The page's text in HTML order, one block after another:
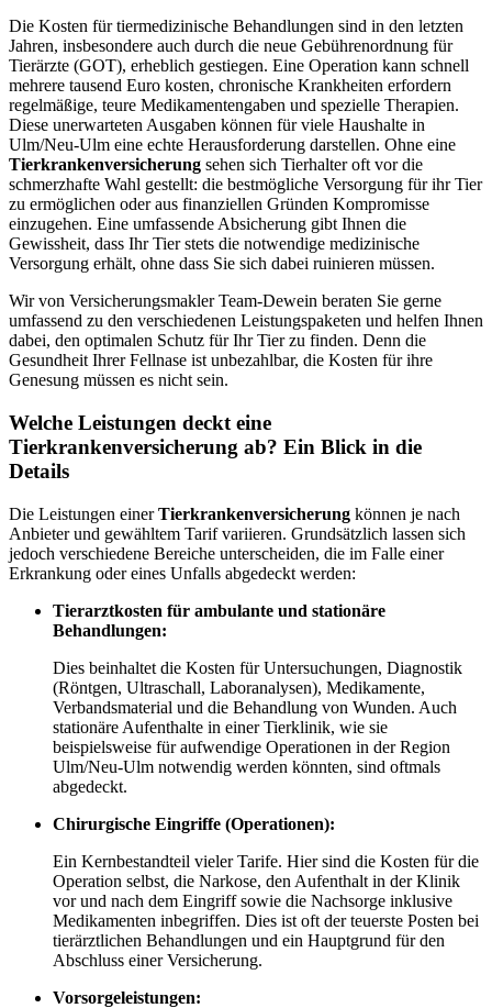
Die Kosten für tiermedizinische Behandlungen sind in den letzten
Jahren, insbesondere auch durch die neue Gebührenordnung für
Tierärzte (GOT), erheblich gestiegen. Eine Operation kann schnell
mehrere tausend Euro kosten, chronische Krankheiten erfordern
regelmäßige, teure Medikamentengaben und spezielle Therapien.
Diese unerwarteten Ausgaben können für viele Haushalte in
Ulm/Neu-Ulm eine echte Herausforderung darstellen. Ohne eine
Tierkrankenversicherung sehen sich Tierhalter oft vor die
schmerzhafte Wahl gestellt: die bestmögliche Versorgung für ihr Tier
zu ermöglichen oder aus finanziellen Gründen Kompromisse
einzugehen. Eine umfassende Absicherung gibt Ihnen die
Gewissheit, dass Ihr Tier stets die notwendige medizinische
Versorgung erhält, ohne dass Sie sich dabei ruinieren müssen.
Wir von Versicherungsmakler Team-Dewein beraten Sie gerne
umfassend zu den verschiedenen Leistungspaketen und helfen Ihnen
dabei, den optimalen Schutz für Ihr Tier zu finden. Denn die
Gesundheit Ihrer Fellnase ist unbezahlbar, die Kosten für ihre
Genesung müssen es nicht sein.
Welche Leistungen deckt eine
Tierkrankenversicherung ab? Ein Blick in die
Details
Die Leistungen einerTierkrankenversicherung können je nach
Anbieter und gewähltem Tarif variieren. Grundsätzlich lassen sich
jedoch verschiedene Bereiche unterscheiden, die im Falle einer
Erkrankung oder eines Unfalls abgedeckt werden:
Tierarztkosten für ambulante und stationäre
Behandlungen:
Dies beinhaltet die Kosten für Untersuchungen, Diagnostik
(Röntgen, Ultraschall, Laboranalysen), Medikamente,
Verbandsmaterial und die Behandlung von Wunden. Auch
stationäre Aufenthalte in einer Tierklinik, wie sie
beispielsweise für aufwendige Operationen in der Region
Ulm/Neu-Ulm notwendig werden könnten, sind oftmals
abgedeckt.
Chirurgische Eingriffe (Operationen):
Ein Kernbestandteil vieler Tarife. Hier sind die Kosten für die
Operation selbst, die Narkose, den Aufenthalt in der Klinik
vor und nach dem Eingriff sowie die Nachsorge inklusive
Medikamenten inbegriffen. Dies ist oft der teuerste Posten bei
tierärztlichen Behandlungen und ein Hauptgrund für den
Abschluss einer Versicherung.
Vorsorgeleistungen: